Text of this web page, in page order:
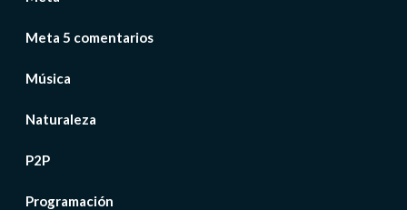
Meta 5 comentarios
Música
Naturaleza
P2P
Programación